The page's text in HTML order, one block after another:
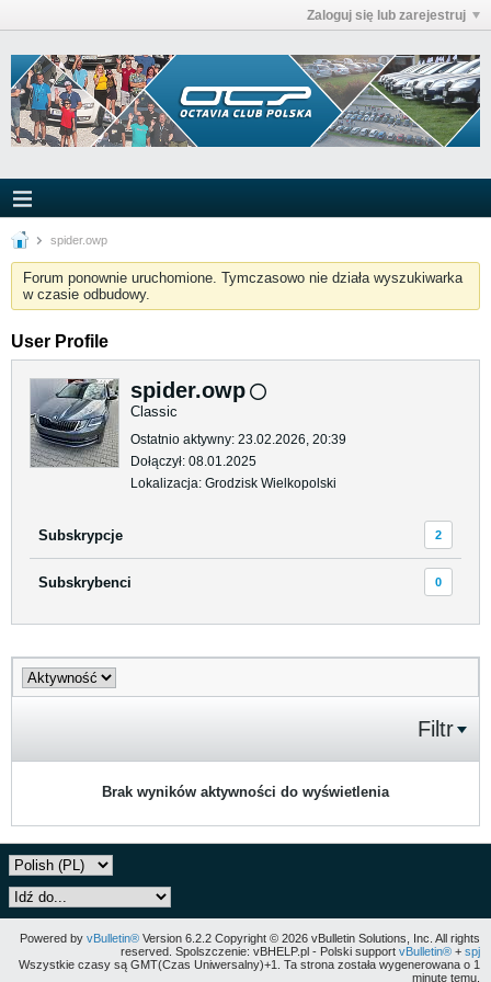
Zaloguj się lub zarejestruj
spider.owp
Forum ponownie uruchomione. Tymczasowo nie działa wyszukiwarka
w czasie odbudowy.
User Profile
spider.owp
Classic
Ostatnio aktywny: 23.02.2026, 20:39
Dołączył: 08.01.2025
Lokalizacja: Grodzisk Wielkopolski
Subskrypcje 2
Subskrybenci 0
Filtr
Brak wyników aktywności do wyświetlenia
Powered by vBulletin® Version 6.2.2 Copyright © 2026 vBulletin Solutions, Inc. All rights
reserved. Spolszczenie: vBHELP.pl - Polski support vBulletin® + spj
Wszystkie czasy są GMT(Czas Uniwersalny)+1. Ta strona została wygenerowana o 1
minutę temu.